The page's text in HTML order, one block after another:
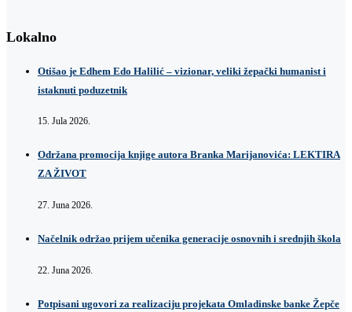
Lokalno
Otišao je Edhem Edo Halilić – vizionar, veliki žepački humanist i
istaknuti poduzetnik
15. Jula 2026.
Održana promocija knjige autora Branka Marijanovića: LEKTIRA
ZA ŽIVOT
27. Juna 2026.
Načelnik održao prijem učenika generacije osnovnih i srednjih škola
22. Juna 2026.
Potpisani ugovori za realizaciju projekata Omladinske banke Žepče